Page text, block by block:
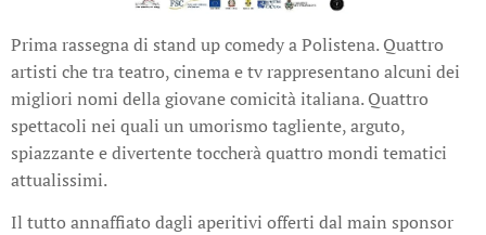
Prima rassegna di stand up comedy a Polistena. Quattro
artisti che tra teatro, cinema e tv rappresentano alcuni dei
migliori nomi della giovane comicità italiana. Quattro
spettacoli nei quali un umorismo tagliente, arguto,
spiazzante e divertente toccherà quattro mondi tematici
attualissimi.
Il tutto annaffiato dagli aperitivi offerti dal main sponsor